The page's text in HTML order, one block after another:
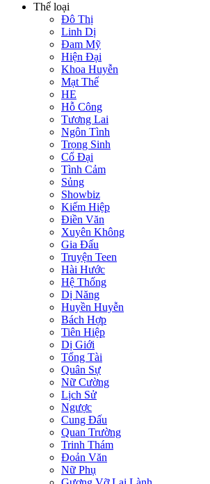
Thể loại
Đô Thị
Linh Dị
Đam Mỹ
Hiện Đại
Khoa Huyễn
Mạt Thế
HE
Hỗ Công
Tương Lai
Ngôn Tình
Trọng Sinh
Cổ Đại
Tình Cảm
Sủng
Showbiz
Kiếm Hiệp
Điền Văn
Xuyên Không
Gia Đấu
Truyện Teen
Hài Hước
Hệ Thống
Dị Năng
Huyền Huyễn
Bách Hợp
Tiên Hiệp
Dị Giới
Tổng Tài
Quân Sự
Nữ Cường
Lịch Sử
Ngược
Cung Đấu
Quan Trường
Trinh Thám
Đoản Văn
Nữ Phụ